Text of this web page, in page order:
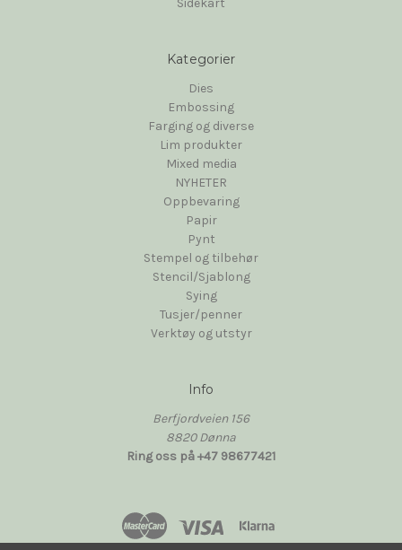
Sidekart
Kategorier
Dies
Embossing
Farging og diverse
Lim produkter
Mixed media
NYHETER
Oppbevaring
Papir
Pynt
Stempel og tilbehør
Stencil/Sjablong
Sying
Tusjer/penner
Verktøy og utstyr
Info
Berfjordveien 156
8820 Dønna
Ring oss på +47 98677421